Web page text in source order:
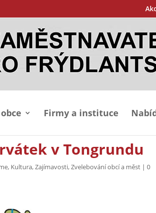
Firmy a instituce
v Tongrundu
, Kultura,Zajímavosti,Zvelebování obcí a měst |0